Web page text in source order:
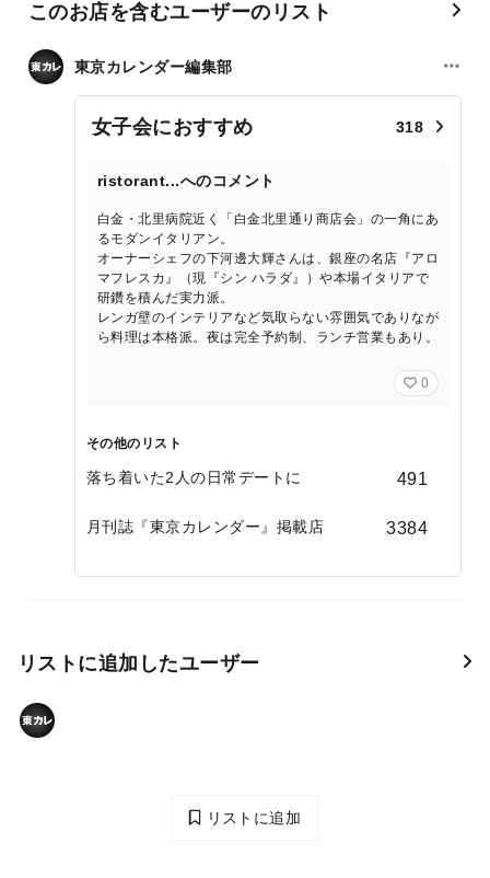
このお店を含むユーザーのリスト
東京カレンダー編集部
女子会におすすめ 318
ristorant...へのコメント
白金・北里病院近く「白金北里通り商店会」の一角にあ
るモダンイタリアン。
オーナーシェフの下河邊大輝さんは、銀座の名店『アロ
マフレスカ』（現『シン ハラダ』）や本場イタリアで
研鑽を積んだ実力派。
レンガ壁のインテリアなど気取らない雰囲気でありなが
ら料理は本格派。夜は完全予約制、ランチ営業もあり。
0
その他のリスト
落ち着いた2人の日常デートに 491
月刊誌『東京カレンダー』掲載店 3384
リストに追加したユーザー
リストに追加